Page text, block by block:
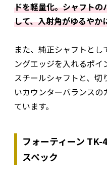
ドを軽量化。シャフト
して、入射角がゆるやか
また、純正シャフトとし
ングエッジを入れるポ
スチールシャフトと、切
いカウンターバランス
ています。
フォーティーン
スペック